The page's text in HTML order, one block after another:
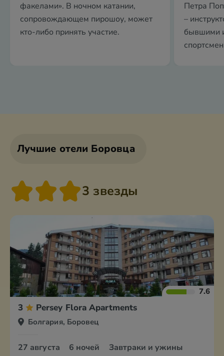
факелами». В ночном катании,
сопровождающем пирошоу, может
кто-либо принять участие.
Петра
–
бывшими
Лучшие отели Боровца
3 звезды
7.6
3 Persey Flora Apartments
Болгария, Боровец
27 августа 6 ночей Завтраки и ужины